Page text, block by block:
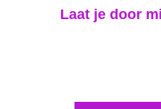
Laat je door